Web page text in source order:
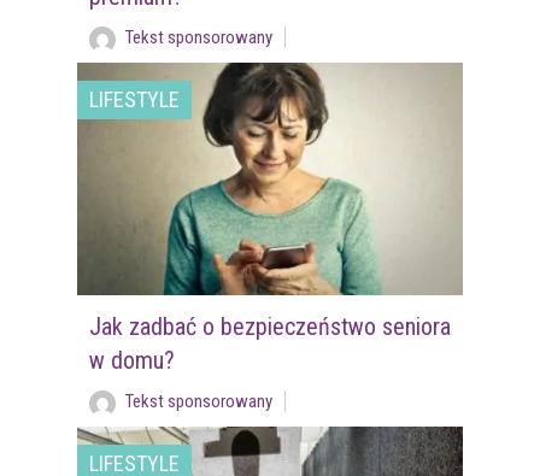
Tekst sponsorowany
LIFESTYLE
Jak zadbać o bezpieczeństwo seniora
w domu?
Tekst sponsorowany
LIFESTYLE